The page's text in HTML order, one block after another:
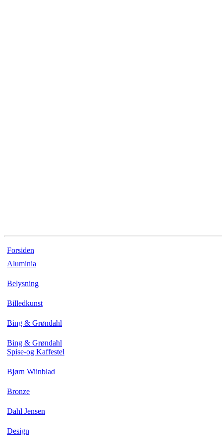
Forsiden
Aluminia
Belysning
Billedkunst
Bing & Grøndahl
Bing & Grøndahl
Spise-og Kaffestel
Bjørn Wiinblad
Bronze
Dahl Jensen
Design